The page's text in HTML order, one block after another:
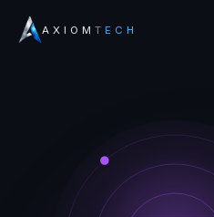
AXIOM TECH